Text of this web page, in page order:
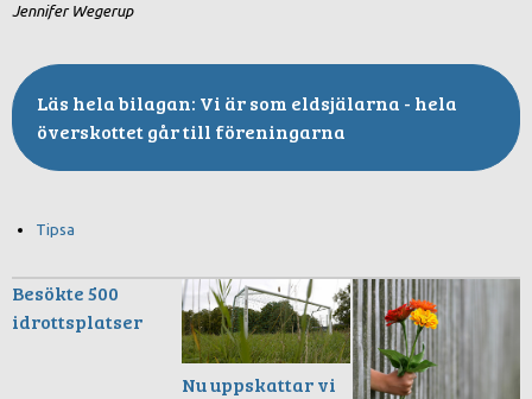
Jennifer Wegerup
Vi är som eldsjälarna - hela
överskottet går till föreningarna
Tipsa
Besökte 500
idrottsplatser
Nu uppskattar vi